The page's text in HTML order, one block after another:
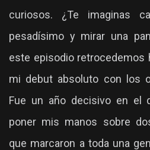
curiosos. ¿Te imaginas
pesadísimo y mirar una
este episodio retrocedemos
mi debut absoluto con los
Fue un año decisivo en el
poner mis manos sobre
que marcaron a toda una